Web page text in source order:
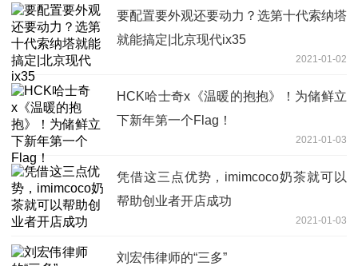
要配置要外观还要动力？选第十代索纳塔
就能搞定|北京现代ix35
2021-01-02
HCK哈士奇x《温暖的抱抱》！为储鲜立
下新年第一个Flag！
2021-01-03
凭借这三点优势，imimcoco奶茶就可以
帮助创业者开店成功
2021-01-03
刘宏伟律师的“三多”